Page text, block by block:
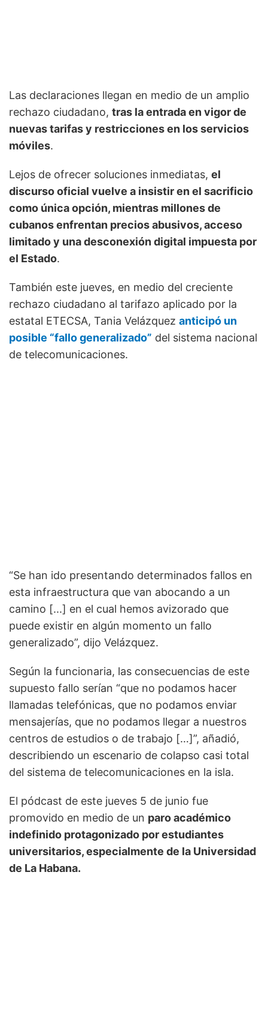
Las declaraciones llegan en medio de un amplio
rechazo ciudadano, tras la entrada en vigor de
nuevas tarifas y restricciones en los servicios
móviles.
Lejos de ofrecer soluciones inmediatas, el
discurso oficial vuelve a insistir en el sacrificio
como única opción, mientras millones de
cubanos enfrentan precios abusivos, acceso
limitado y una desconexión digital impuesta por
el Estado.
También este jueves, en medio del creciente
rechazo ciudadano al tarifazo aplicado por la
estatal ETECSA, Tania Velázquez anticipó un
posible “fallo generalizado” del sistema nacional
de telecomunicaciones.
“Se han ido presentando determinados fallos en
esta infraestructura que van abocando a un
camino [...] en el cual hemos avizorado que
puede existir en algún momento un fallo
generalizado”, dijo Velázquez.
Según la funcionaria, las consecuencias de este
supuesto fallo serían “que no podamos hacer
llamadas telefónicas, que no podamos enviar
mensajerías, que no podamos llegar a nuestros
centros de estudios o de trabajo […]”, añadió,
describiendo un escenario de colapso casi total
del sistema de telecomunicaciones en la isla.
El pódcast de este jueves 5 de junio fue
promovido en medio de un paro académico
indefinido protagonizado por estudiantes
universitarios, especialmente de la Universidad
de La Habana.